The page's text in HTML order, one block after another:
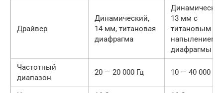
Драйвер
Динамический,
14 мм, титановая
диафрагма
13 мм с
титановым
напылением
диафрагмы
Частотный
диапазон
20 — 20 000 Гц 10 — 40 000 Гц